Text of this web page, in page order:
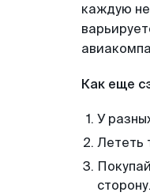
каждую
Как еще
У
Лететь
сторону.